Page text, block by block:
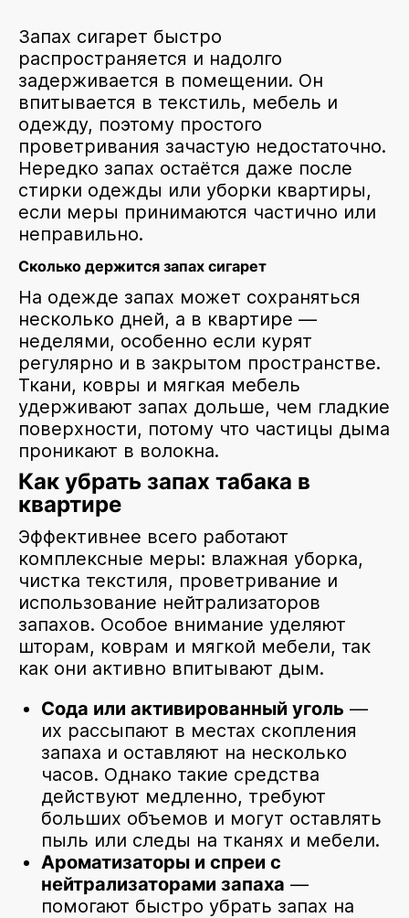
Запах сигарет быстро
распространяется и надолго
задерживается в помещении. Он
впитывается в текстиль, мебель и
одежду, поэтому простого
проветривания зачастую недостаточно.
Нередко запах остаётся даже после
стирки одежды или уборки квартиры,
если меры принимаются частично или
неправильно.
Сколько держится запах сигарет
На одежде запах может сохраняться
несколько дней, а в квартире —
неделями, особенно если курят
регулярно и в закрытом пространстве.
Ткани, ковры и мягкая мебель
удерживают запах дольше, чем гладкие
поверхности, потому что частицы дыма
проникают в волокна.
Как убрать запах табака в
квартире
Эффективнее всего работают
комплексные меры: влажная уборка,
чистка текстиля, проветривание и
использование нейтрализаторов
запахов. Особое внимание уделяют
шторам, коврам и мягкой мебели, так
как они активно впитывают дым.
Сода или активированный уголь —
их рассыпают в местах скопления
запаха и оставляют на несколько
часов. Однако такие средства
действуют медленно, требуют
больших объемов и могут оставлять
пыль или следы на тканях и мебели.
Ароматизаторы и спреи с
нейтрализаторами запаха —
помогают быстро убрать запах на